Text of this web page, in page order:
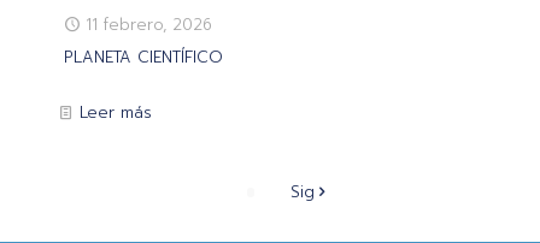
11 febrero, 2026
PLANETA CIENTÍFICO
Leer más
Sig